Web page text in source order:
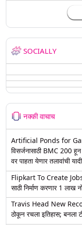
SOCIALLY
नक्की वाचाच
Artificial Ponds for
विसर्जनासाठी BMC 200
वर पाहता येणार तलावांची यादी
Flipkart To Create
साठी निर्माण करणार 1 लाख
Travis Head New
ठोकून रचला इतिहास; बनला